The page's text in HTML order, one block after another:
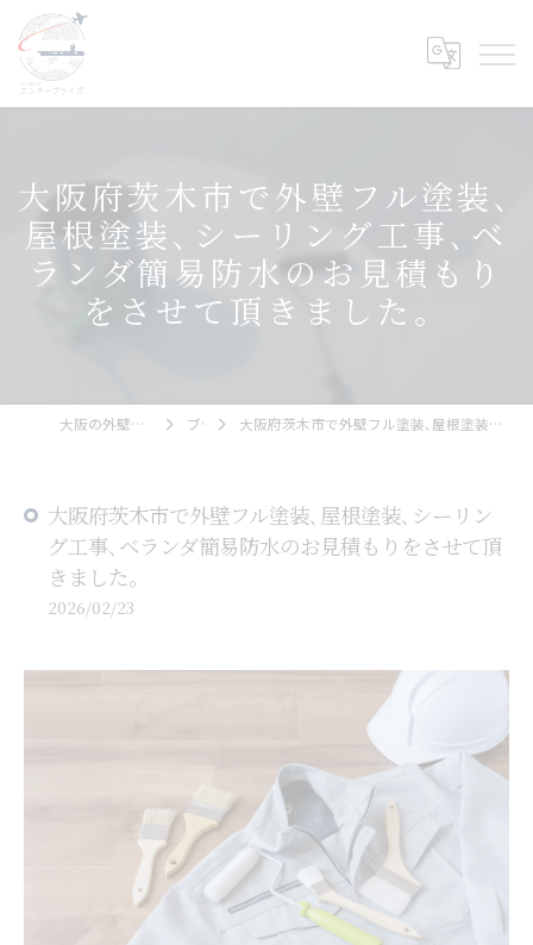
大阪府茨木市で外壁フル塗装､
屋根塗装､シーリング工事､ベ
ランダ簡易防水のお見積もり
をさせて頂きました。
大阪の外壁塗装ならエンタープライズ ブログ 大阪府茨木市で外壁フル塗装､屋根塗装､シーリング工事､ベランダ簡易防水のお見積もりをさせて頂きました。
大阪府茨木市で外壁フル塗装､屋根塗装､シーリン
グ工事､ベランダ簡易防水のお見積もりをさせて頂
きました。
2026/02/23